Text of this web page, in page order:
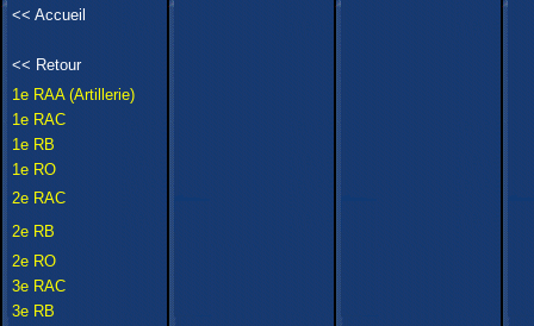
<< Accueil
<< Retour
1e RAA (Artillerie)
1e RAC
1e RB
1e RO
2e RAC
2e RB
2e RO
3e RAC
3e RB